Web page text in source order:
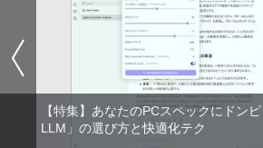
【特集】あなたのPCスペックにドン
LLM」の選び方と快適化テク